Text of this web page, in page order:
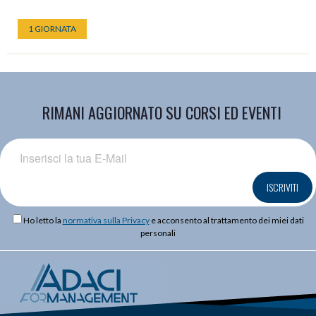
1 GIORNATA
RIMANI AGGIORNATO SU CORSI ED EVENTI
ISCRIVITI
Ho letto la normativa sulla Privacye acconsento al trattamento dei miei dati
personali